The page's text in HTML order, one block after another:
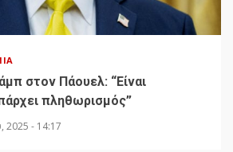
στον Πάουελ: “Είναι
πληθωρισμός”
2025 - 14:17